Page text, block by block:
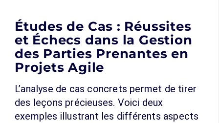
Études de Cas : Réussites
et Échecs dans la Gestion
des Parties Prenantes en
Projets Agile
L’analyse de cas concrets permet de tirer
des leçons précieuses. Voici deux
exemples illustrant les différents aspects